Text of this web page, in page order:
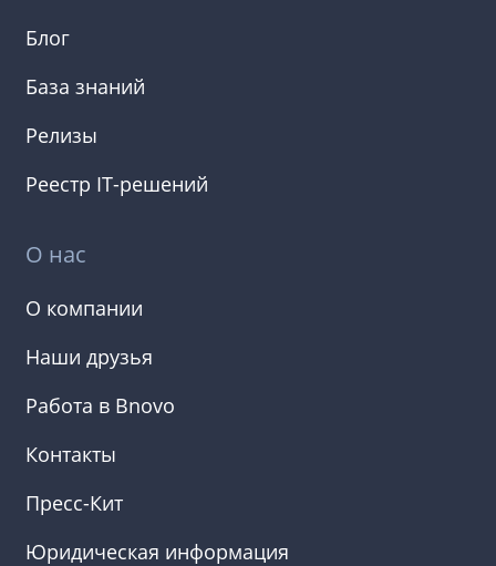
Блог
База знаний
Релизы
Реестр IT-решений
О нас
О компании
Наши друзья
Работа в Bnovo
Контакты
Пресс-Кит
Юридическая информация